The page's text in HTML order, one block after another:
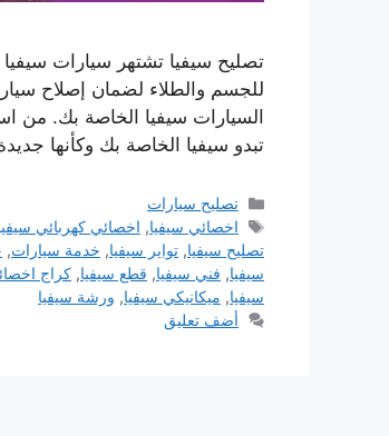
تصليح سيفيا تشتهر سيارات سيفيا
للجسم والطلاء لضمان إصلاح
السيارات سيفيا الخاصة بك. من
تبدو سيفيا الخاصة بك وكأنها
التصنيفات
تصليح سيارات
الوسوم
اخصائي سيفيا, اخصائي كهربائي
تصليح سيفيا, تواير سيفيا, خدمة سيارات,
سيفيا, فني سيفيا, قطع سيفيا, كراج
سيفيا, ميكانيكي سيفيا, ورشة سيفيا
أضف تعليق